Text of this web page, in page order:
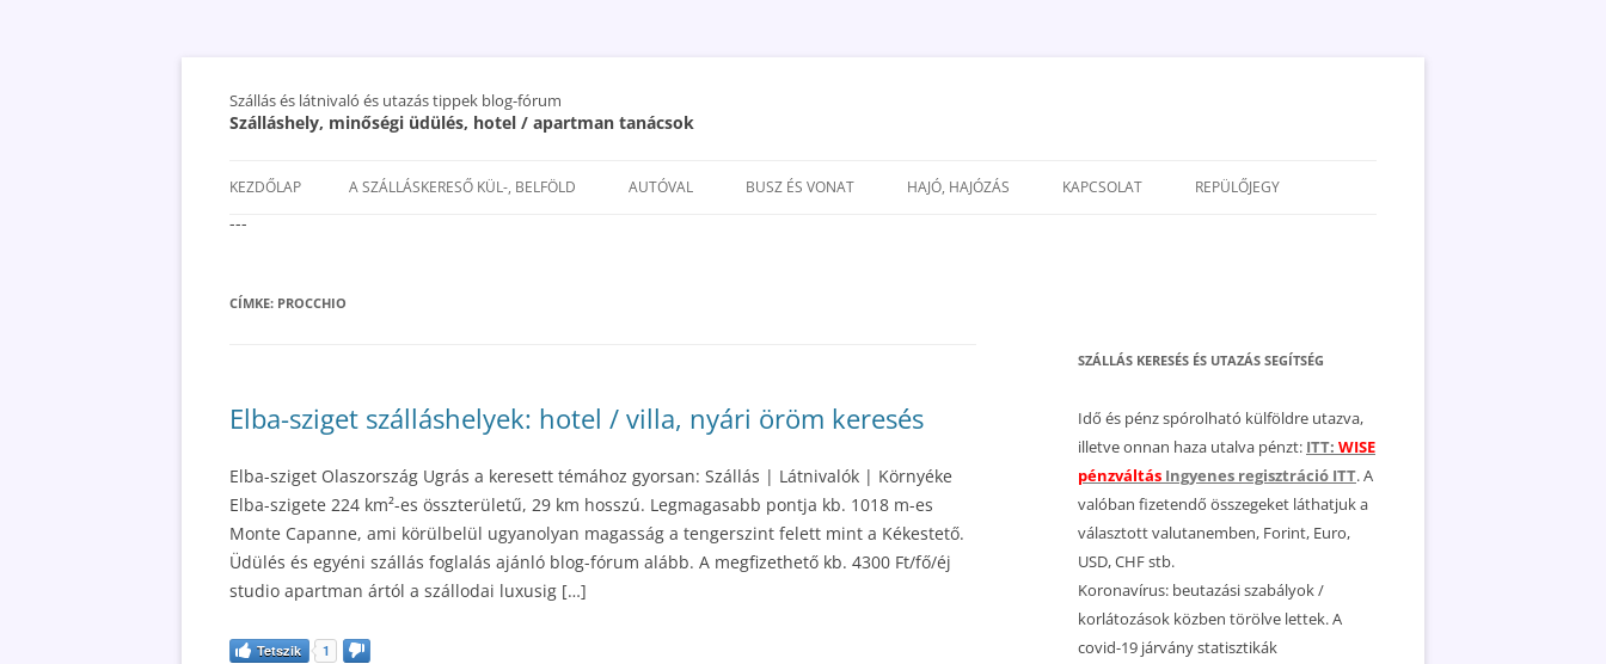
Szállás és látnivaló és utazás tippek blog-fórum
Szálláshely, minőségi üdülés, hotel / apartman tanácsok
a
KEZDŐLAP A SZÁLLÁSKERESŐ KÜL-, BELFÖLD AUTÓVAL BUSZ ÉS VONAT HAJÓ, HAJÓZÁS KAPCSOLAT REPÜLŐJEGY
---
CÍMKE: PROCCHIO
Elba-sziget szálláshelyek: hotel / villa, nyári öröm keresés
Elba-sziget Olaszország Ugrás a keresett témához gyorsan: Szállás | Látnivalók | Környéke
Elba-szigete 224 km²-es összterületű, 29 km hosszú. Legmagasabb pontja kb. 1018 m-es
Monte Capanne, ami körülbelül ugyanolyan magasság a tengerszint felett mint a Kékestető.
Üdülés és egyéni szállás foglalás ajánló blog-fórum alább. A megfizethető kb. 4300 Ft/fő/éj
studio apartman ártól a szállodai luxusig […]
Tetszik 1
SZÁLLÁS KERESÉS ÉS UTAZÁS SEGÍTSÉG
Idő és pénz spórolható külföldre utazva,
illetve onnan haza utalva pénzt: ITT: WISE
pénzváltás Ingyenes regisztráció ITT. A
valóban fizetendő összegeket láthatjuk a
választott valutanemben, Forint, Euro,
USD, CHF stb.
Koronavírus: beutazási szabályok /
korlátozások közben törölve lettek. A
covid-19 járvány statisztikák